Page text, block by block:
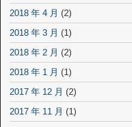
2018 年 4 月 (2)
2018 年 3 月 (1)
2018 年 2 月 (2)
2018 年 1 月 (1)
2017 年 12 月 (2)
2017 年 11 月 (1)